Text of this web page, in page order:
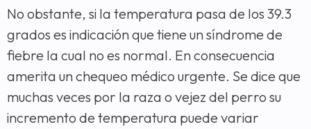
No obstante, si la temperatura pasa de los 39.3
grados es indicación que tiene un síndrome de
fiebre la cual no es normal. En consecuencia
amerita un chequeo médico urgente. Se dice que
muchas veces por la raza o vejez del perro su
incremento de temperatura puede variar